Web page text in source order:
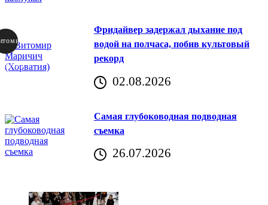
Фридайвер задержал дыхание под
водой на полчаса, побив культовый
рекорд
02.08.2026
Самая глубоководная подводная
съемка
26.07.2026